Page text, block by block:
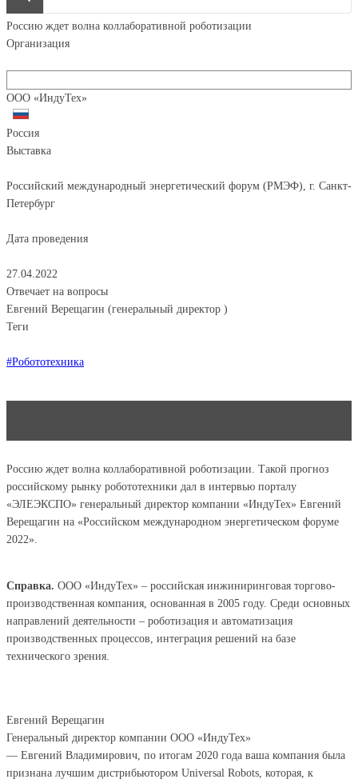
Россию ждет волна коллаборативной роботизации
Организация
ООО «ИндуТех»
Россия
Выставка
Российский международный энергетический форум (РМЭФ), г. Санкт-
Петербург
Дата проведения
27.04.2022
Отвечает на вопросы
Евгений Верещагин (генеральный директор )
Теги
#Робототехника
Россию ждет волна коллаборативной роботизации. Такой прогноз
российскому рынку робототехники дал в интервью порталу
«ЭЛЕЭКСПО» генеральный директор компании «ИндуТех» Евгений
Верещагин на «Российском международном энергетическом форуме
2022».
Справка. ООО «ИндуТех» – российская инжиниринговая торгово-
производственная компания, основанная в 2005 году. Среди основных
направлений деятельности – роботизация и автоматизация
производственных процессов, интеграция решений на базе
технического зрения.
Евгений Верещагин
Генеральный директор компании ООО «ИндуТех»
— Евгений Владимирович, по итогам 2020 года ваша компания была
признана лучшим дистрибьютором Universal Robots, которая, к